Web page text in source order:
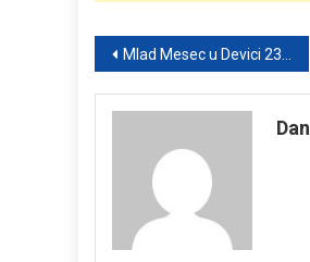
Post
navigation
Mlad Mesec u Devici 23. avgusta: Početak transformacije za sve znakove – a za jedan posebno!
Dan